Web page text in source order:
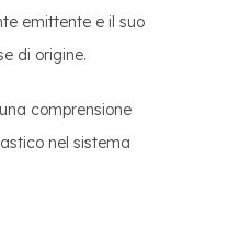
emittente e il suo
di origine.
comprensione
nel sistema